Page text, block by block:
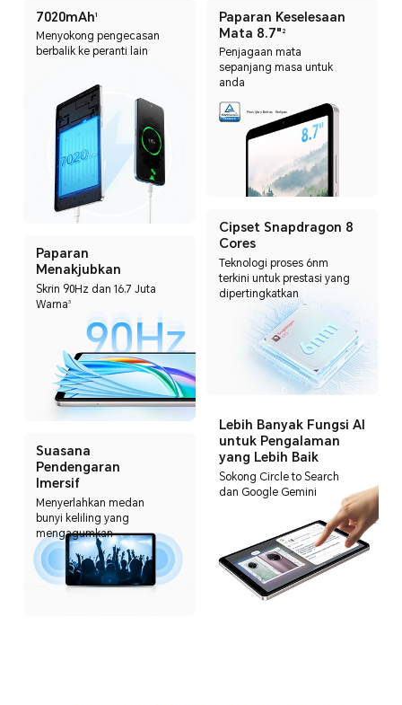
7020mAh1
Menyokong pengecasan
berbalik ke peranti lain
Paparan Keselesaan
Mata 8.7" 2
Penjagaan mata
sepanjang masa untuk
anda
Pensijilan Bebas Kerlipan
Paparan
Menakjubkan
Skrin 90Hz dan 16.7 Juta
Warna3
Cipset Snapdragon 8
Cores
Teknologi proses 6nm
terkini untuk prestasi yang
dipertingkatkan
Suasana
Pendengaran
Imersif
Menyerlahkan medan
bunyi keliling yang
mengagumkan
Lebih Banyak Fungsi AI
untuk Pengalaman
yang Lebih Baik
Sokong Circle to Search
dan Google Gemini